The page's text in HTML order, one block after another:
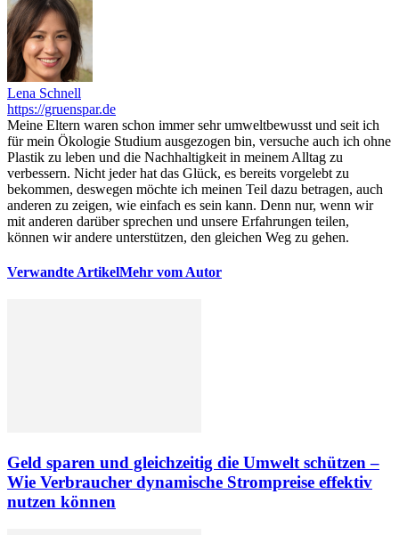
Lena Schnell
https://gruenspar.de
Meine Eltern waren schon immer sehr umweltbewusst und seit ich
für mein Ökologie Studium ausgezogen bin, versuche auch ich ohne
Plastik zu leben und die Nachhaltigkeit in meinem Alltag zu
verbessern. Nicht jeder hat das Glück, es bereits vorgelebt zu
bekommen, deswegen möchte ich meinen Teil dazu betragen, auch
anderen zu zeigen, wie einfach es sein kann. Denn nur, wenn wir
mit anderen darüber sprechen und unsere Erfahrungen teilen,
können wir andere unterstützen, den gleichen Weg zu gehen.
Verwandte ArtikelMehr vom Autor
Geld sparen und gleichzeitig die Umwelt schützen –
Wie Verbraucher dynamische Strompreise effektiv
nutzen können